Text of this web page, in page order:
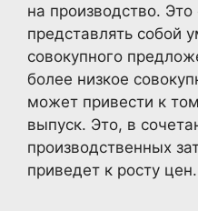
на производство.
представлять собой
совокупного
более низкое
может привести к
выпуск. Это, в
производственных
приведет к росту цен.